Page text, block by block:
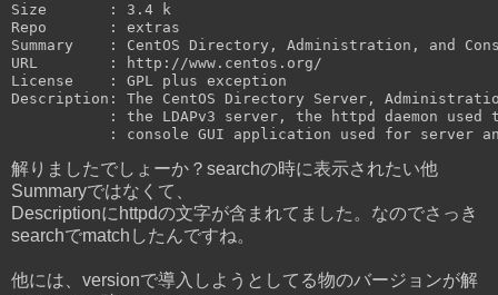
Size       : 3.4 k
Repo       : extras
Summary    : CentOS Directory, Administration, and
URL        : http://www.centos.org/
License    : GPL plus exception
Description: The CentOS Directory Server,
: the LDAPv3 server, the httpd daemon used
解りましたでしょーか？searchの時に表示されたい他
Summaryではなくて、
Descriptionにhttpdの文字が含まれてました。なのでさっき
searchでmatchしたんですね。
他には、versionで導入しようとしてる物のバージョンが解